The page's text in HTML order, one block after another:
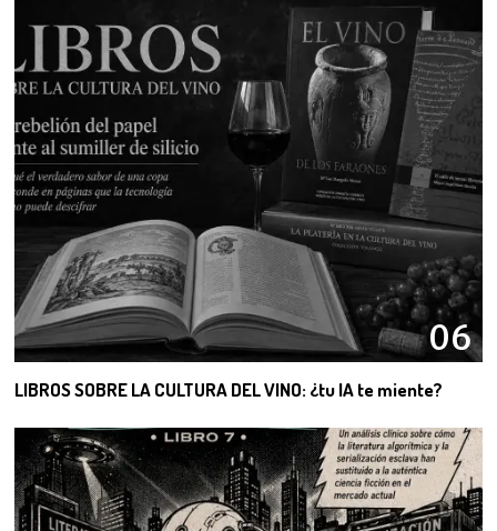
06
LIBROS SOBRE LA CULTURA DEL VINO: ¿tu IA te miente?